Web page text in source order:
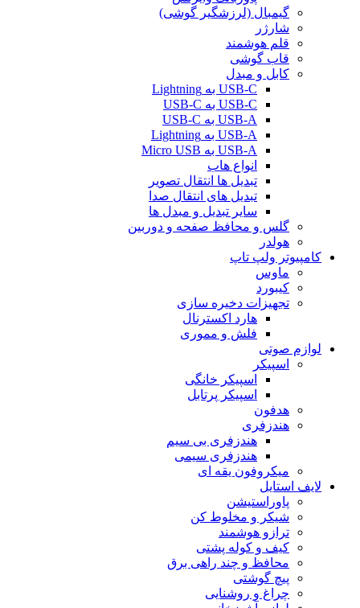
گیمبال (لرزشگیر گوشی)
شارژر
قلم هوشمند
قاب گوشی
کابل و مبدل
USB-C به Lightning
USB-C به USB-C
USB-A به USB-C
USB-A به Lightning
USB-A به Micro USB
انواع هاب
تبدیل ها انتقال تصویر
تبدیل های انتقال صدا
سایر تبدیل و مبدل ها
گلس و محافظ صفحه و دوربین
هولدر
کامپیوتر ولپ تاپ
ماوس
کیبورد
تجهیزات دخیره سازی
هارد اکسترنال
فلش و مموری
لوازم صوتی
اسپیکر
اسپیکر خانگی
اسپیکر پرتابل
هدفون
هندزفری
هندزفری بی سیم
هندزفری سیمی
میکروفون یقه ای
لایف استایل
پاوراستیشن
شیکر و مخلوط کن
ترازو هوشمند
کیف و کوله پشتی
محافظ و چند راهی برق
پیچ گوشتی
چراغ و روشنایی